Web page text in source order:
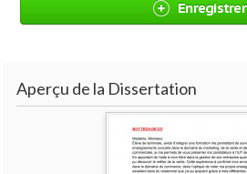
Enregistrer
Aperçu de la Dissertation